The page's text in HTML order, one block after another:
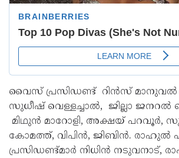
വൈസ് പ്രസിഡണ്ട്‌ റിൻസ്
സുധീഷ് വെള്ളച്ചാൽ, ജില്ലാ ജനറൽ
മിഥുൻ മാറോളി, അക്ഷയ് പറവൂർ,
കോമത്ത്, വിപിൻ, ജിബിൻ. രാഹുൽ
പ്രസിഡണ്ട്മാർ നിധിൻ നടുവനാട്,